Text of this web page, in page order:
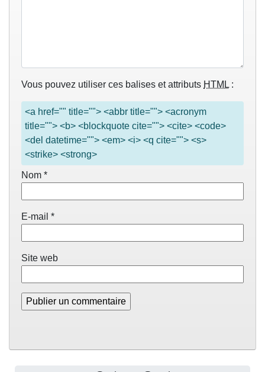
Vous pouvez utiliser ces balises et attributs HTML :
<a href="" title=""> <abbr title=""> <acronym
title=""> <b> <blockquote cite=""> <cite> <code>
<del datetime=""> <em> <i> <q cite=""> <s>
<strike> <strong>
Nom *
E-mail *
Site web